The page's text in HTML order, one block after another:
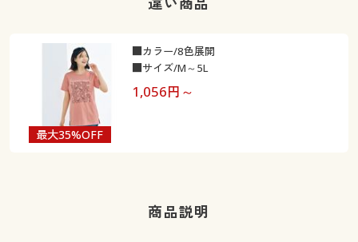
最大35%OFF
1,056円～
■カラー/8色展開
■サイズ/M～5L
商品説明